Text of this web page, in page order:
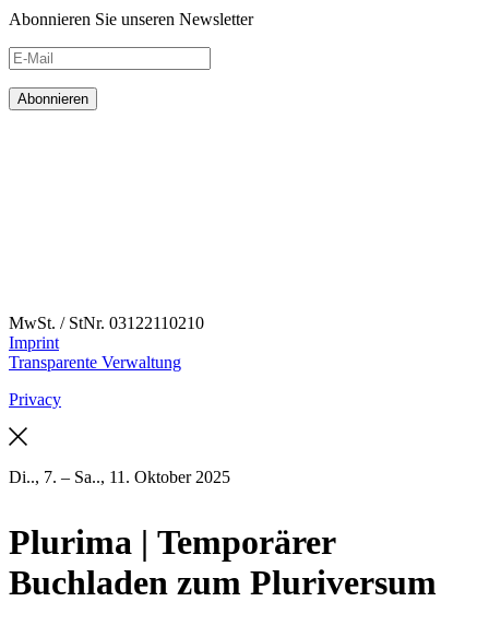
Abonnieren Sie unseren Newsletter
MwSt. / StNr. 03122110210
Imprint
Transparente Verwaltung
Privacy
Di.., 7. – Sa.., 11. Oktober 2025
Plurima | Temporärer
Buchladen zum Pluriversum